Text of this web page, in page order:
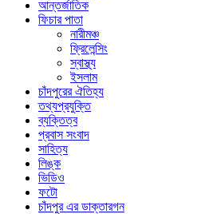
আন্তর্জাতিক
ফিচার পাতা
নারীমঞ্চ
ফ্রিলেন্সিং
স্বাস্থ্য
ইসলাম
চাঁদপুরের ঐতিহ্য
তথ্যপ্রযুক্তি
ব্যক্তিত্ব
প্রবাস সংবাদ
সাহিত্য
লিঙ্ক
ভিডিও
ফটো
চাঁদপুর এর ডাক্তারগন